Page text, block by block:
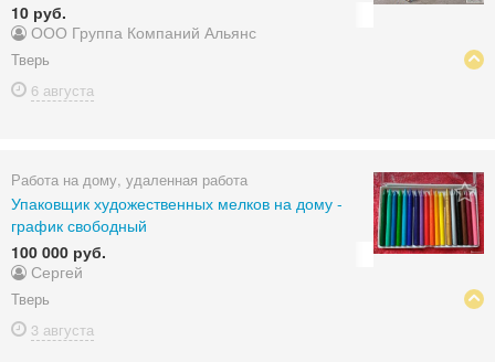
10 руб.
ООО Группа Компаний Альянс
Тверь
6 августа
Работа на дому, удаленная работа
Упаковщик художественных мелков на дому -
график свободный
100 000 руб.
Сергей
Тверь
3 августа